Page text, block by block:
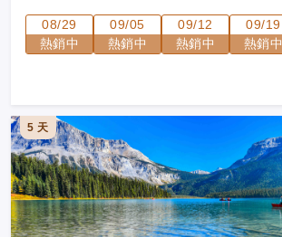
08/29
熱銷中
09/05
熱銷中
09/12
熱銷中
09/19
熱銷中
5 天